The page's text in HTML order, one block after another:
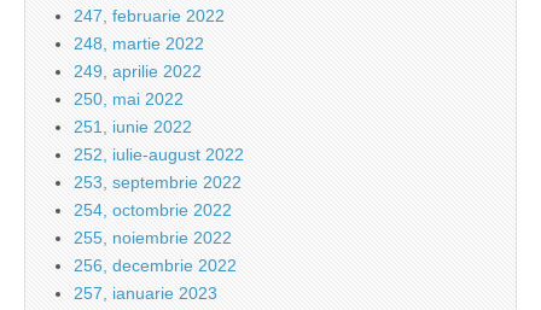
247, februarie 2022
248, martie 2022
249, aprilie 2022
250, mai 2022
251, iunie 2022
252, iulie-august 2022
253, septembrie 2022
254, octombrie 2022
255, noiembrie 2022
256, decembrie 2022
257, ianuarie 2023